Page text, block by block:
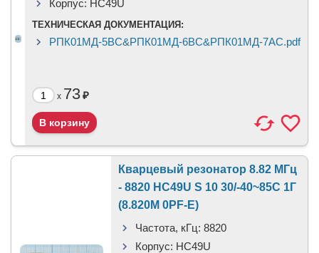
Корпус: HC49U
ТЕХНИЧЕСКАЯ ДОКУМЕНТАЦИЯ:
РПК01МД-5ВС&РПК01МД-6ВС&РПК01МД-7АС.pdf
x 73₽
Кварцевый резонатор 8.82 МГц
- 8820 HC49U S 10 30/-40~85C 1Г
(8.820M 0PF-E)
Частота, кГц: 8820
Корпус: HC49U